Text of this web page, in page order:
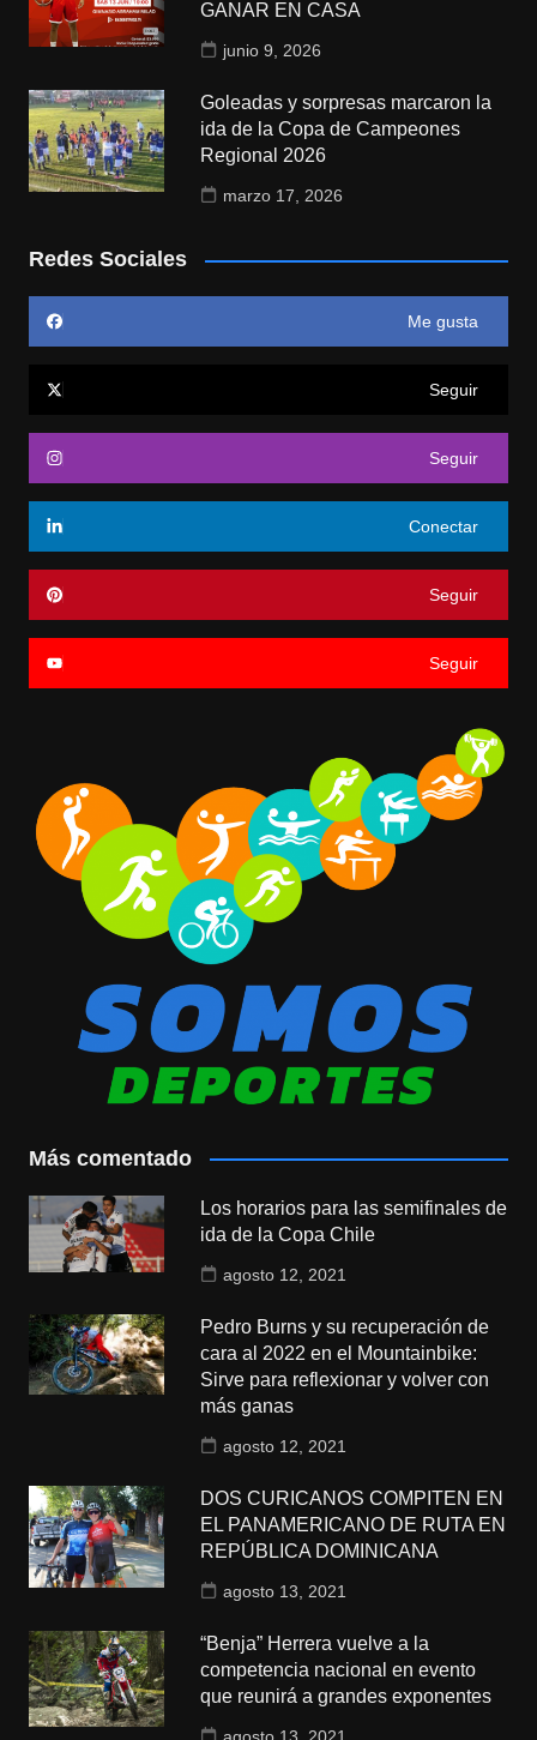
GANAR EN CASA
junio 9, 2026
Goleadas y sorpresas marcaron la
ida de la Copa de Campeones
Regional 2026
marzo 17, 2026
Redes Sociales
Me gusta
Seguir
Seguir
Conectar
Seguir
Seguir
Más comentado
Los horarios para las semifinales de
ida de la Copa Chile
agosto 12, 2021
Pedro Burns y su recuperación de
cara al 2022 en el Mountainbike:
Sirve para reflexionar y volver con
más ganas
agosto 12, 2021
DOS CURICANOS COMPITEN EN
EL PANAMERICANO DE RUTA EN
REPÚBLICA DOMINICANA
agosto 13, 2021
“Benja” Herrera vuelve a la
competencia nacional en evento
que reunirá a grandes exponentes
agosto 13, 2021